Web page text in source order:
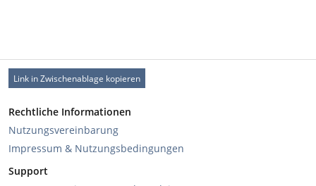
Link in Zwischenablage kopieren
Rechtliche Informationen
Nutzungsvereinbarung
Impressum & Nutzungsbedingungen
Support